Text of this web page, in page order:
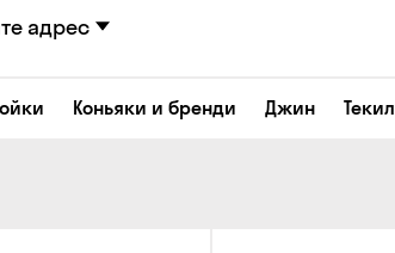
адрес
Коньяки и бренди Джин